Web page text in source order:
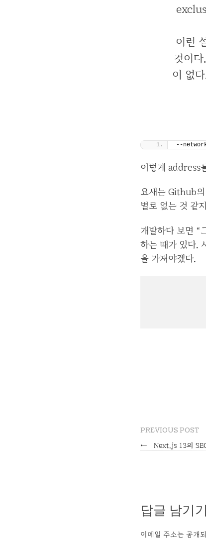
이런
것이
이 없
--
이렇게 address
요새는 Github
별로 없는 것 같
개발하다 보면 “
하는 때가 있다.
을 가져야겠다.
PREVIOUS POST
← Next.js 13의
답글 남기기
이메일 주소는 공개